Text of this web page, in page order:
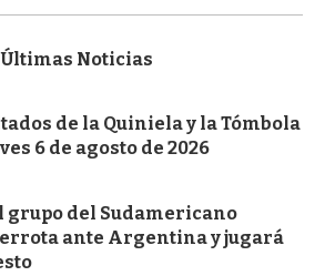
Últimas Noticias
de la Quiniela y la Tómbola
6 de agosto de 2026
grupo del Sudamericano
ante Argentina y jugará